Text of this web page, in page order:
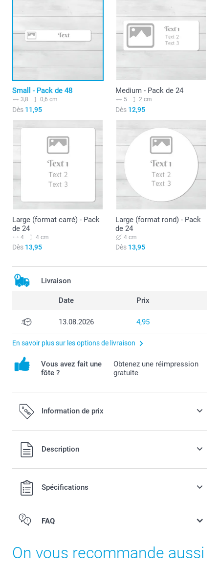
Small - Pack de 48
3,8 0,6 cm
Dès 11,95
Medium - Pack de 24
5 2 cm
Dès12,95
Large (format carré) - Pack
de 24
4 4 cm
Dès 13,95
Large (format rond) - Pack
de 24
4 cm
Dès13,95
Livraison
Date Prix
13.08.2026 4,95
En savoir plus sur les options de livraison
Vous avez fait une
fôte ?
Obtenez une réimpression
gratuite
Information de prix
Tous les prix sont en francs suisses (CHF), TVA incluse et
hors frais de port.
Description
Spécifications
FAQ
On vous recommande aussi